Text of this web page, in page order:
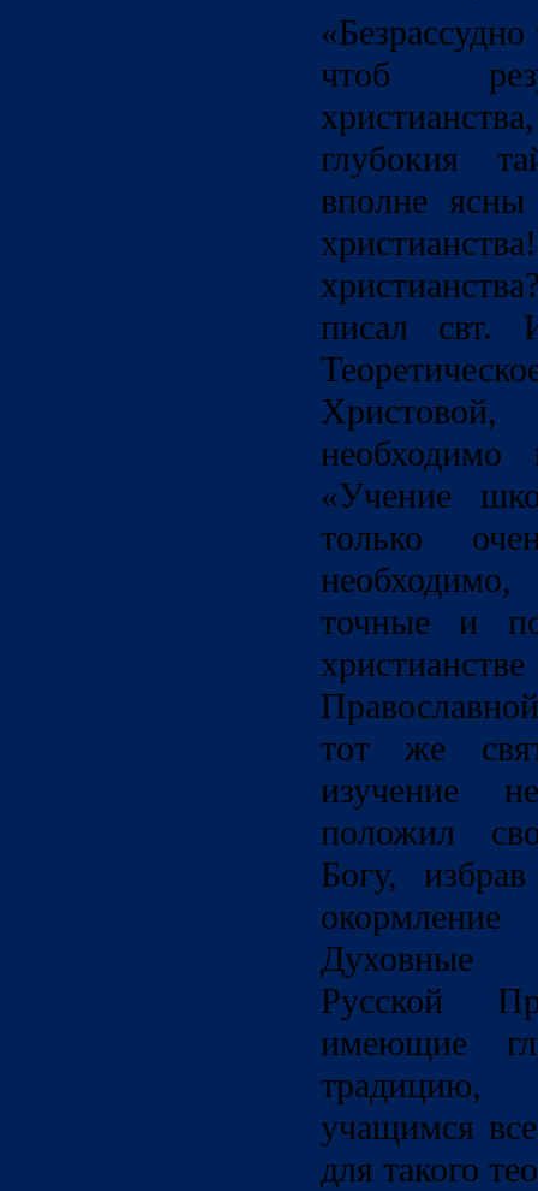
чтоб
глубокия
вполне ясны
писал свт.
Христовой,
необходимо
«Учение
только
точные и
тот же
изучение
положил
Богу,
Духовные
Русской
имеющие
учащимся
для такого